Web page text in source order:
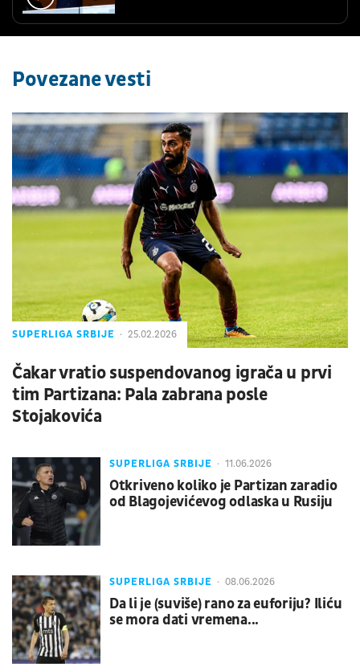
Povezane vesti
SUPERLIGA SRBIJE 25.02.2026
Čakar vratio suspendovanog igrača u prvi
tim Partizana: Pala zabrana posle
Stojakovića
SUPERLIGA SRBIJE 11.06.2026
Otkriveno koliko je Partizan zaradio
od Blagojevićevog odlaska u Rusiju
SUPERLIGA SRBIJE 08.06.2026
Da li je (suviše) rano za euforiju? Iliću
se mora dati vremena...